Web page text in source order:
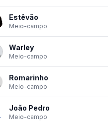
Estêvão
Meio-campo
Warley
Meio-campo
Romarinho
Meio-campo
João Pedro
Meio-campo